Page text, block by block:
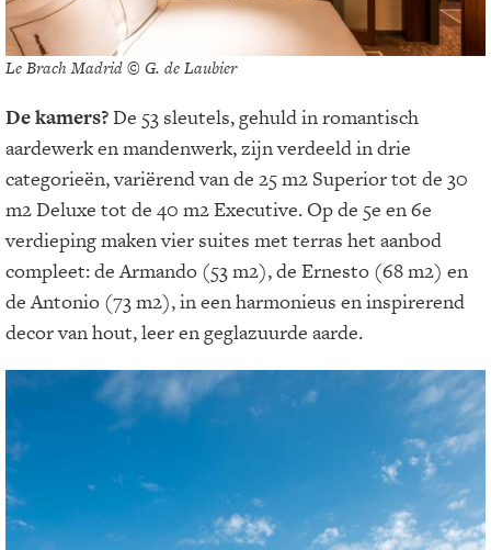
Le Brach Madrid © G. de Laubier
De kamers?De 53 sleutels, gehuld in romantisch
aardewerk en mandenwerk, zijn verdeeld in drie
categorieën, variërend van de 25 m2 Superior tot de 30
m2 Deluxe tot de 40 m2 Executive. Op de 5e en 6e
verdieping maken vier suites met terras het aanbod
compleet: de Armando (53 m2), de Ernesto (68 m2) en
de Antonio (73 m2), in een harmonieus en inspirerend
decor van hout, leer en geglazuurde aarde.